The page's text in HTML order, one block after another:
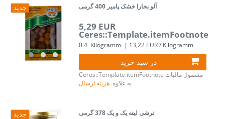
جدید آلو بخارا خشک پامیر 400 گرمی
5,29 EUR
Ceres::Template.itemFootnote
0.4 Kilogramm | 13,22 EUR / Kilogramm
در سبد خرید
Ceres::Template.itemFootnote مشمول مالیات
به علاوه. هزینه ارسال
جدید ترشی لیته یک و یک 378 گرمی